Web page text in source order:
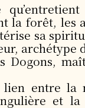
la forêt, les
sa
archétype
Dogons,
entre la
et